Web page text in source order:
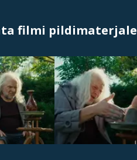
filmi pildimaterjale